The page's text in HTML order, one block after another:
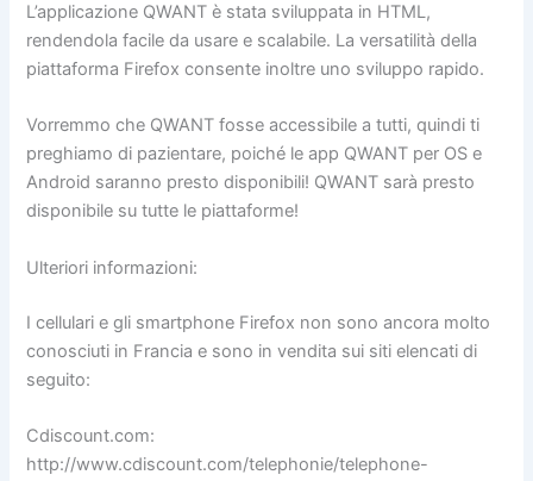
L’applicazione QWANT è stata sviluppata in HTML,
rendendola facile da usare e scalabile. La versatilità della
piattaforma Firefox consente inoltre uno sviluppo rapido.
Vorremmo che QWANT fosse accessibile a tutti, quindi ti
preghiamo di pazientare, poiché le app QWANT per OS e
Android saranno presto disponibili! QWANT sarà presto
disponibile su tutte le piattaforme!
Ulteriori informazioni:
I cellulari e gli smartphone Firefox non sono ancora molto
conosciuti in Francia e sono in vendita sui siti elencati di
seguito:
Cdiscount.com:
http://www.cdiscount.com/telephonie/telephone-